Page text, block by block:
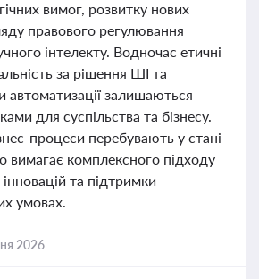
вимог, розвитку нових
правового регулювання
інтелекту. Водночас етичні
за рішення ШІ та
автоматизації залишаються
для суспільства та бізнесу.
процеси перебувають у стані
вимагає комплексного підходу
та підтримки
умовах.
2026